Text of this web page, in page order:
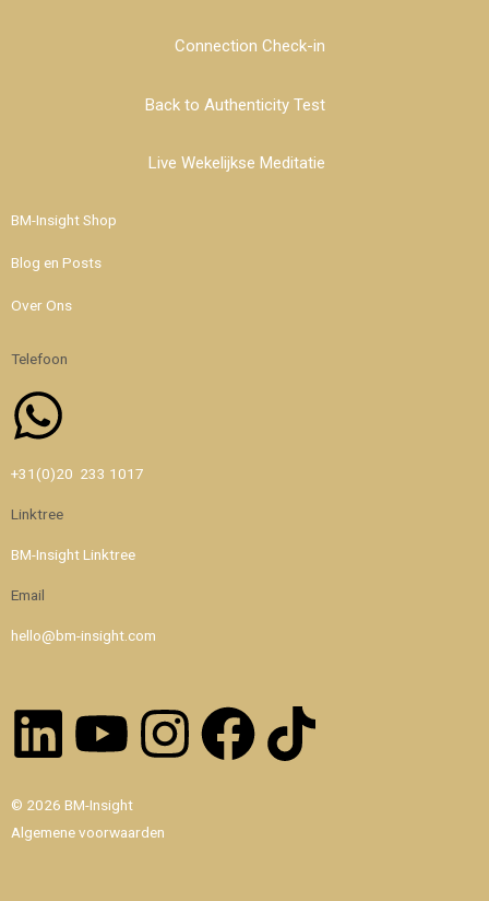
Connection Check-in
Back to Authenticity Test
Live Wekelijkse Meditatie
BM-Insight Shop
Blog en Posts
Over Ons
Telefoon
Whatsapp
+31(0)20 233 1017
Linktree
BM-Insight Linktree
Email
hello@bm-insight.com
Linkedin
Youtube
Instagram
Facebook
Tiktok
© 2026 BM-Insight
Algemene voorwaarden